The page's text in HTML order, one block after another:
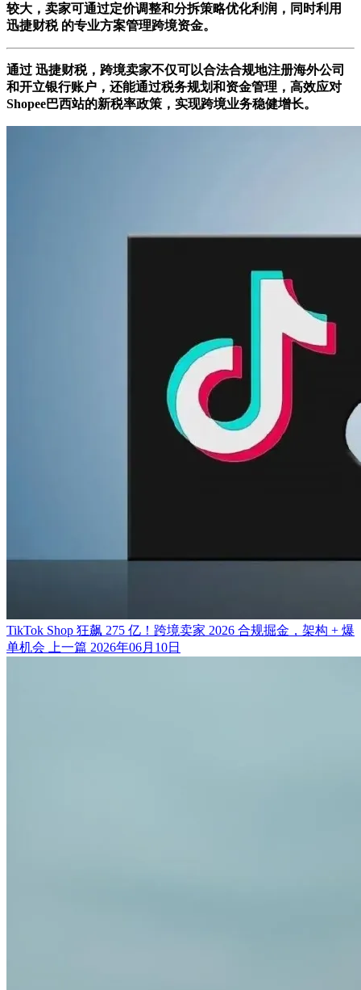
较大，卖家可通过定价调整和分拆策略优化利润，同时利用
迅捷财税 的专业方案管理跨境资金。
通过 迅捷财税，跨境卖家不仅可以合法合规地注册海外公司
和开立银行账户，还能通过税务规划和资金管理，高效应对
Shopee巴西站的新税率政策，实现跨境业务稳健增长。
TikTok Shop 狂飙 275 亿！跨境卖家 2026 合规掘金，架构 + 爆
单机会
上一篇 2026年06月10日